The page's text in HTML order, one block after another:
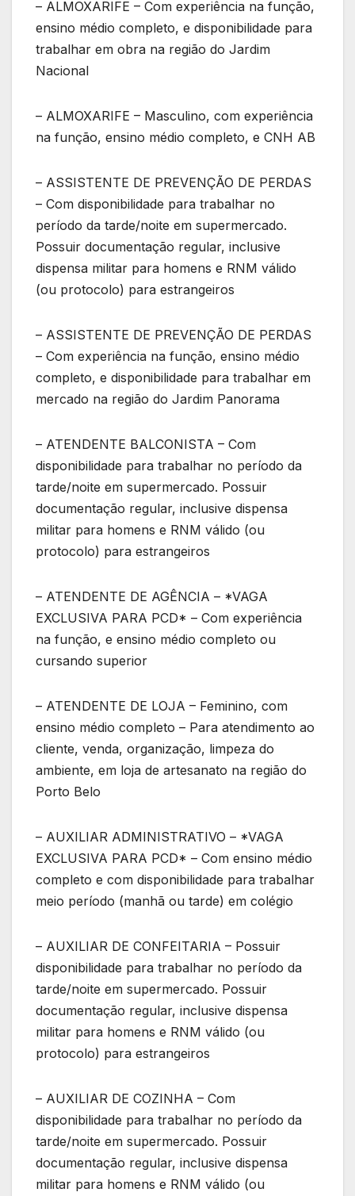
– ALMOXARIFE – Com experiência na função,
ensino médio completo, e disponibilidade para
trabalhar em obra na região do Jardim
Nacional
– ALMOXARIFE – Masculino, com experiência
na função, ensino médio completo, e CNH AB
– ASSISTENTE DE PREVENÇÃO DE PERDAS
– Com disponibilidade para trabalhar no
período da tarde/noite em supermercado.
Possuir documentação regular, inclusive
dispensa militar para homens e RNM válido
(ou protocolo) para estrangeiros
– ASSISTENTE DE PREVENÇÃO DE PERDAS
– Com experiência na função, ensino médio
completo, e disponibilidade para trabalhar em
mercado na região do Jardim Panorama
– ATENDENTE BALCONISTA – Com
disponibilidade para trabalhar no período da
tarde/noite em supermercado. Possuir
documentação regular, inclusive dispensa
militar para homens e RNM válido (ou
protocolo) para estrangeiros
– ATENDENTE DE AGÊNCIA – *VAGA
EXCLUSIVA PARA PCD* – Com experiência
na função, e ensino médio completo ou
cursando superior
– ATENDENTE DE LOJA – Feminino, com
ensino médio completo – Para atendimento ao
cliente, venda, organização, limpeza do
ambiente, em loja de artesanato na região do
Porto Belo
– AUXILIAR ADMINISTRATIVO – *VAGA
EXCLUSIVA PARA PCD* – Com ensino médio
completo e com disponibilidade para trabalhar
meio período (manhã ou tarde) em colégio
– AUXILIAR DE CONFEITARIA – Possuir
disponibilidade para trabalhar no período da
tarde/noite em supermercado. Possuir
documentação regular, inclusive dispensa
militar para homens e RNM válido (ou
protocolo) para estrangeiros
– AUXILIAR DE COZINHA – Com
disponibilidade para trabalhar no período da
tarde/noite em supermercado. Possuir
documentação regular, inclusive dispensa
militar para homens e RNM válido (ou